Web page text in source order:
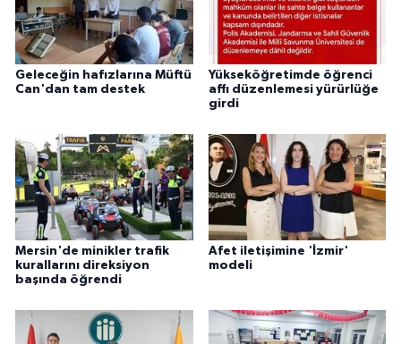
Geleceğin hafızlarına Müftü
Can'dan tam destek
Yükseköğretimde öğrenci
affı düzenlemesi yürürlüğe
girdi
Mersin'de minikler trafik
kurallarını direksiyon
başında öğrendi
Afet iletişimine 'İzmir'
modeli